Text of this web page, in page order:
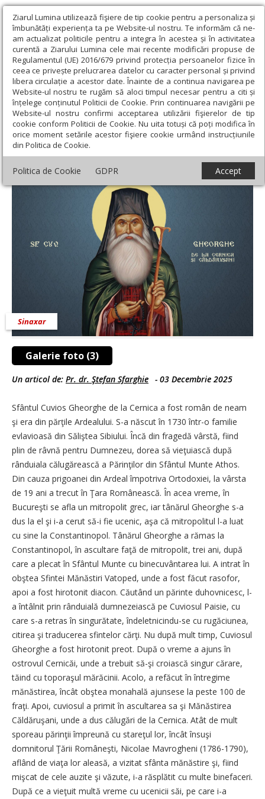
Ziarul Lumina utilizează fişiere de tip cookie pentru a personaliza și
îmbunătăți experiența ta pe Website-ul nostru. Te informăm că ne-
am actualizat politicile pentru a integra în acestea și în activitatea
curentă a Ziarului Lumina cele mai recente modificări propuse de
Regulamentul (UE) 2016/679 privind protecția persoanelor fizice în
ceea ce privește prelucrarea datelor cu caracter personal și privind
libera circulație a acestor date. Înainte de a continua navigarea pe
Website-ul nostru te rugăm să aloci timpul necesar pentru a citi și
înțelege conținutul Politicii de Cookie. Prin continuarea navigării pe
Website-ul nostru confirmi acceptarea utilizării fişierelor de tip
cookie conform Politicii de Cookie. Nu uita totuși că poți modifica în
orice moment setările acestor fişiere cookie urmând instrucțiunile
din Politica de Cookie.
Politica de Cookie GDPR Accept
Ziarul Lumina › Teologie și spiritualitate › Sinaxar › Sf. Cuv.
Gheorghe de la Cernica şi Căldăruşani; Sf. Proroc Sofonie
Sf. Cuv. Gheorghe de la Cernica şi
Căldăruşani; Sf. Proroc Sofonie
Galerie foto (3)
Sinaxar
Un articol de: Pr. dr. Ştefan Sfarghie - 03 Decembrie 2025
Sfântul Cuvios Gheorghe de la Cernica a fost român de neam
şi era din părţile Ardealului. S-a născut în 1730 într-o familie
evlavioasă din Săliştea Sibiului. Încă din fragedă vârstă, fiind
plin de râvnă pentru Dumnezeu, dorea să vieţuiască după
rânduiala călugărească a Părinţilor din Sfântul Munte Athos.
Din cauza prigoanei din Ardeal împotriva Ortodoxiei, la vârsta
de 19 ani a trecut în Ţara Românească. În acea vreme, în
Bucureşti se afla un mitropolit grec, iar tânărul Gheorghe s-a
dus la el şi i-a cerut să-i fie ucenic, aşa că mitropolitul l-a luat
cu sine la Constantinopol. Tânărul Gheorghe a rămas la
Constantinopol, în ascultare faţă de mitropolit, trei ani, după
care a plecat în Sfântul Munte cu binecuvântarea lui. A intrat în
obştea Sfintei Mănăstiri Vatoped, unde a fost făcut rasofor,
apoi a fost hirotonit diacon. Căutând un părinte duhovnicesc, l-
a întâlnit prin rânduială dumnezeiască pe Cuviosul Paisie, cu
care s-a retras în singurătate, îndeletnicindu-se cu rugăciunea,
citirea şi traducerea sfintelor cărţi. Nu după mult timp, Cuviosul
Gheorghe a fost hirotonit preot. După o vreme a ajuns în
ostrovul Cernicăi, unde a trebuit să-şi croiască singur cărare,
tăind cu toporaşul mărăcinii. Acolo, a refăcut în întregime
mănăstirea, încât obştea monahală ajunsese la peste 100 de
fraţi. Apoi, cuviosul a primit în ascultarea sa şi Mănăstirea
Căldăruşani, unde a dus călugări de la Cernica. Atât de mult
sporeau părinţii împreună cu stareţul lor, încât însuşi
domnitorul Ţării Româneşti, Nicolae Mavrogheni (1786-1790),
aflând de viaţa lor aleasă, a vizitat sfânta mănăstire şi, fiind
mişcat de cele auzite şi văzute, i-a răsplătit cu multe binefaceri.
După ce a vieţuit multă vreme cu ucenicii săi, pe care i-a